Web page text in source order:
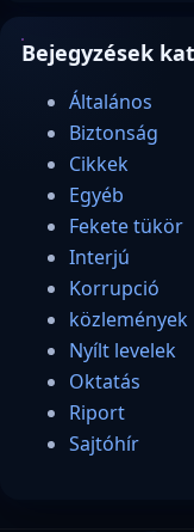
Bejegyzések
Általános
Biztonság
Cikkek
Egyéb
Fekete tükör
Interjú
Korrupció
közlemények
Nyílt levelek
Oktatás
Riport
Sajtóhír